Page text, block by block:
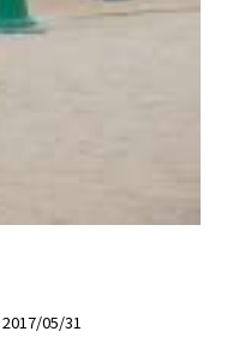
2017/05/31